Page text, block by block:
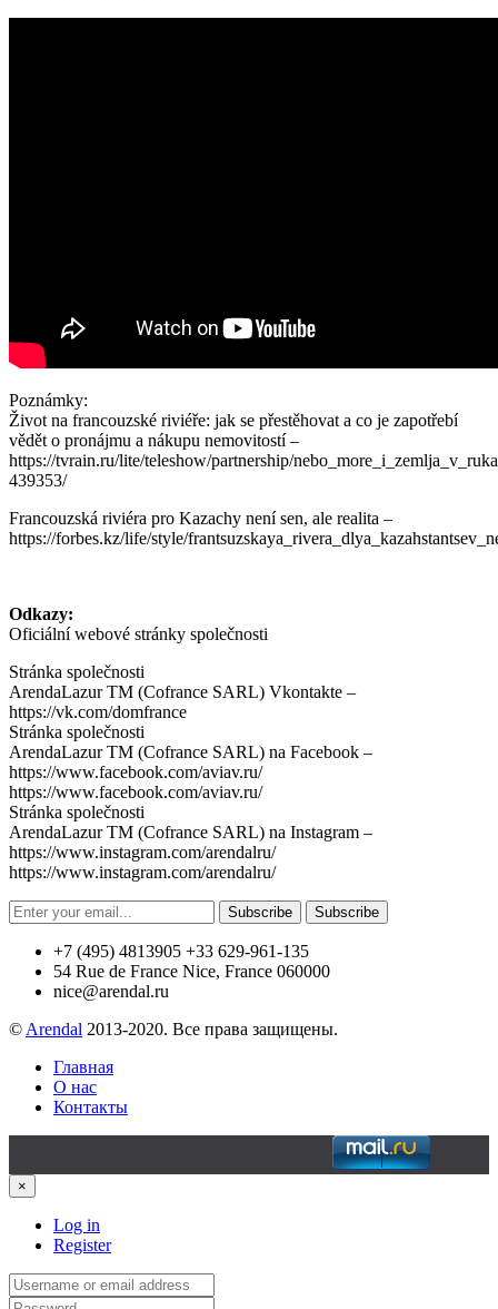
Poznámky:
Život na francouzské riviéře: jak se přestěhovat a co je zapotřebí
vědět o pronájmu a nákupu nemovitostí –
https://tvrain.ru/lite/teleshow/partnership/
439353/
Francouzská riviéra pro Kazachy není sen, ale realita –
https://forbes.kz/life/style/
Odkazy:
Oficiální webové stránky společnosti
Stránka společnosti
ArendaLazur TM (Cofrance SARL) Vkontakte –
https://vk.com/domfrance
Stránka společnosti
ArendaLazur TM (Cofrance SARL) na Facebook –
https://www.facebook.com/aviav.ru/
https://www.facebook.com/aviav.ru/
Stránka společnosti
ArendaLazur TM (Cofrance SARL) na Instagram –
https://www.instagram.com/arendalru/
https://www.instagram.com/arendalru/
Subscribe Subscribe
+7 (495) 4813905 +33 629-961-135
54 Rue de France Nice, France 060000
nice@arendal.ru
© Arendal 2013-2020. Все права защищены.
Главная
О нас
Контакты
×
Log in
Register